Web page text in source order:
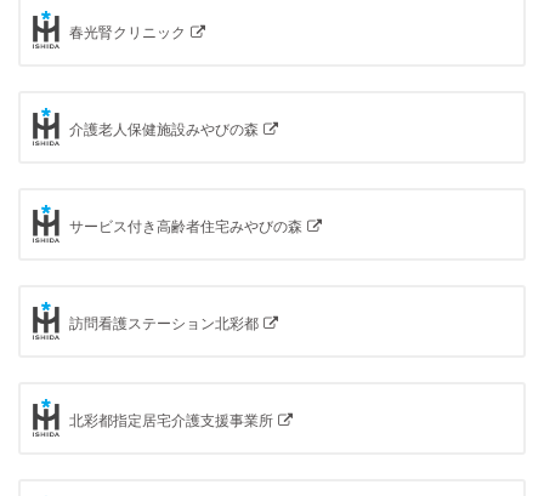
春光腎クリニック
介護老人保健施設みやびの森
サービス付き高齢者住宅みやびの森
訪問看護ステーション北彩都
北彩都指定居宅介護支援事業所